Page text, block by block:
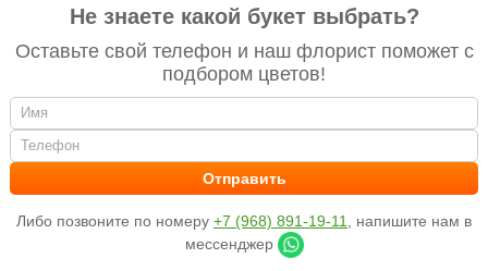
Не знаете какой букет выбрать?
Оставьте свой телефон и наш флорист поможет с
подбором цветов!
Либо позвоните по номеру +7 (968) 891-19-11
, напишите нам в
мессенджер